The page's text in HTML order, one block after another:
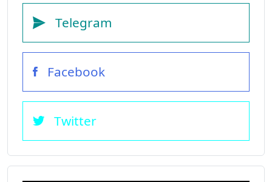
Telegram
Facebook
Twitter